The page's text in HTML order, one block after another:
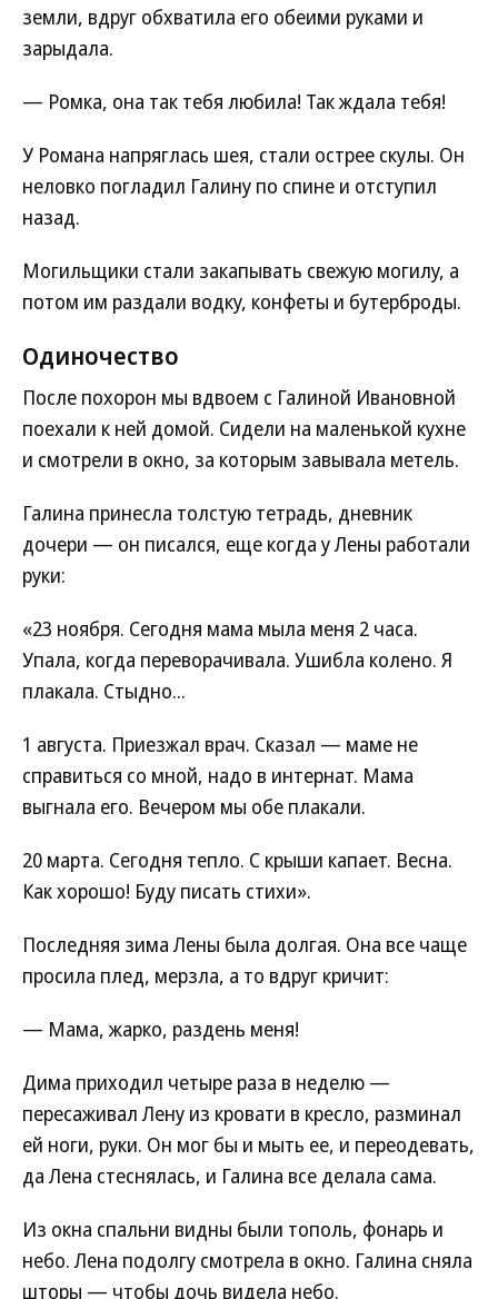
земли, вдруг обхватила его обеими руками и
зарыдала.
— Ромка, она так тебя любила! Так ждала тебя!
У Романа напряглась шея, стали острее скулы. Он
неловко погладил Галину по спине и отступил
назад.
Могильщики стали закапывать свежую могилу, а
потом им раздали водку, конфеты и бутерброды.
Одиночество
После похорон мы вдвоем с Галиной Ивановной
поехали к ней домой. Сидели на маленькой кухне
и смотрели в окно, за которым завывала метель.
Галина принесла толстую тетрадь, дневник
дочери — он писался, еще когда у Лены работали
руки:
«23 ноября. Сегодня мама мыла меня 2 часа.
Упала, когда переворачивала. Ушибла колено. Я
плакала. Стыдно...
1 августа. Приезжал врач. Сказал — маме не
справиться со мной, надо в интернат. Мама
выгнала его. Вечером мы обе плакали.
20 марта. Сегодня тепло. С крыши капает. Весна.
Как хорошо! Буду писать стихи».
Последняя зима Лены была долгая. Она все чаще
просила плед, мерзла, а то вдруг кричит:
— Мама, жарко, раздень меня!
Дима приходил четыре раза в неделю —
пересаживал Лену из кровати в кресло, разминал
ей ноги, руки. Он мог бы и мыть ее, и переодевать,
да Лена стеснялась, и Галина все делала сама.
Из окна спальни видны были тополь, фонарь и
небо. Лена подолгу смотрела в окно. Галина сняла
шторы — чтобы дочь видела небо.